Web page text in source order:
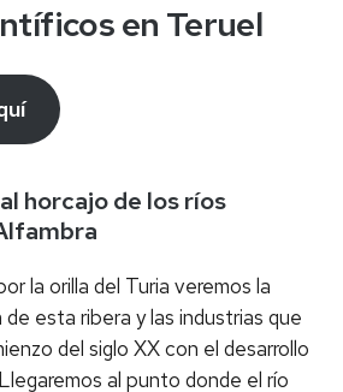
en Teruel
horcajo de los ríos
la orilla del Turia veremos la
esta ribera y las industrias que
del siglo XX con el desarrollo
al punto donde el río